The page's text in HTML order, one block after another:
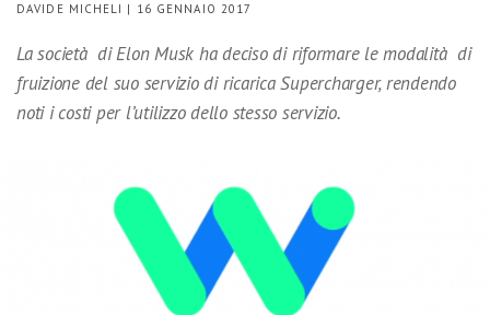
DAVIDE MICHELI | 16 GENNAIO 2017
La società di Elon Musk ha deciso di riformare le modalità di
fruizione del suo servizio di ricarica Supercharger, rendendo
noti i costi per l’utilizzo dello stesso servizio.